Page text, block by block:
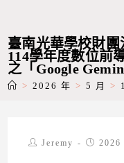
臺南光華學校財
114學年度數位前
之「Google
> 2026 年 > 5 月 >
PostJeremy
Post